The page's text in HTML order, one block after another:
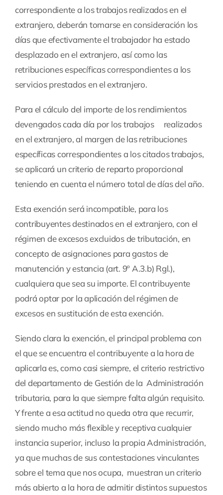
correspondiente a los trabajos realizados en el
extranjero, deberán tomarse en consideración los
días que efectivamente el trabajador ha estado
desplazado en el extranjero, así como las
retribuciones específicas correspondientes a los
servicios prestados en el extranjero.
Para el cálculo del importe de los rendimientos
devengados cada día por los trabajos realizados
en el extranjero, al margen de las retribuciones
específicas correspondientes a los citados trabajos,
se aplicará un criterio de reparto proporcional
teniendo en cuenta el número total de días del año.
Esta exención será incompatible, para los
contribuyentes destinados en el extranjero, con el
régimen de excesos excluidos de tributación, en
concepto de asignaciones para gastos de
manutención y estancia (art. 9º A.3.b) Rgl.),
cualquiera que sea su importe. El contribuyente
podrá optar por la aplicación del régimen de
excesos en sustitución de esta exención.
Siendo clara la exención, el principal problema con
el que se encuentra el contribuyente a la hora de
aplicarla es, como casi siempre, el criterio restrictivo
del departamento de Gestión de la Administración
tributaria, para la que siempre falta algún requisito.
Y frente a esa actitud no queda otra que recurrir,
siendo mucho más flexible y receptiva cualquier
instancia superior, incluso la propia Administración,
ya que muchas de sus contestaciones vinculantes
sobre el tema que nos ocupa, muestran un criterio
más abierto a la hora de admitir distintos supuestos